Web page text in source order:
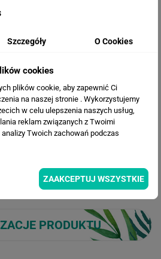
ZDJĘCIA
Świata ze zwierzętami
PRODUKTU
Szczegóły O Cookies
cookies
plików cookie, aby zapewnić Ci
na naszej stronie . Wykorzystujemy
w celu ulepszenia naszych usług,
reklam związanych z Twoimi
Twoich zachowań podczas
ZAAKCEPTUJ WSZYSTKIE